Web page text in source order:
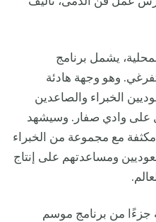
يشمل برنامج
وهو وجهة هادئة
الخبراء والصاعدين
على وادي صفار. وسيشهد
مع مجموعة من الخبراء
ومساعدتهم على إنتاج
جزءًا من برنامج موسم